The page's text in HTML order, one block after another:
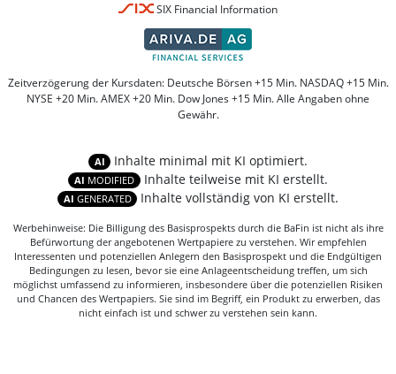
SIX Financial Information
Zeitverzögerung der Kursdaten: Deutsche Börsen +15 Min. NASDAQ +15 Min.
NYSE +20 Min. AMEX +20 Min. Dow Jones +15 Min. Alle Angaben ohne
Gewähr.
AI Inhalte minimal mit KI optimiert.
AI MODIFIED Inhalte teilweise mit KI erstellt.
AI GENERATED Inhalte vollständig von KI erstellt.
Werbehinweise: Die Billigung des Basisprospekts durch die BaFin ist nicht als ihre
Befürwortung der angebotenen Wertpapiere zu verstehen. Wir empfehlen
Interessenten und potenziellen Anlegern den Basisprospekt und die Endgültigen
Bedingungen zu lesen, bevor sie eine Anlageentscheidung treffen, um sich
möglichst umfassend zu informieren, insbesondere über die potenziellen Risiken
und Chancen des Wertpapiers. Sie sind im Begriff, ein Produkt zu erwerben, das
nicht einfach ist und schwer zu verstehen sein kann.